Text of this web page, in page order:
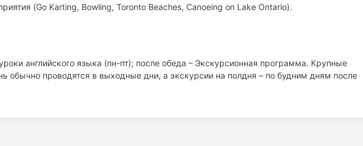
(Go Karting, Bowling, Toronto Beaches, Canoeing on Lake Ontario).
английского языка (пн-пт); после обеда – Экскурсионная программа. Крупные
обычно проводятся в выходные дни, а экскурсии на полдня – по будним дням после